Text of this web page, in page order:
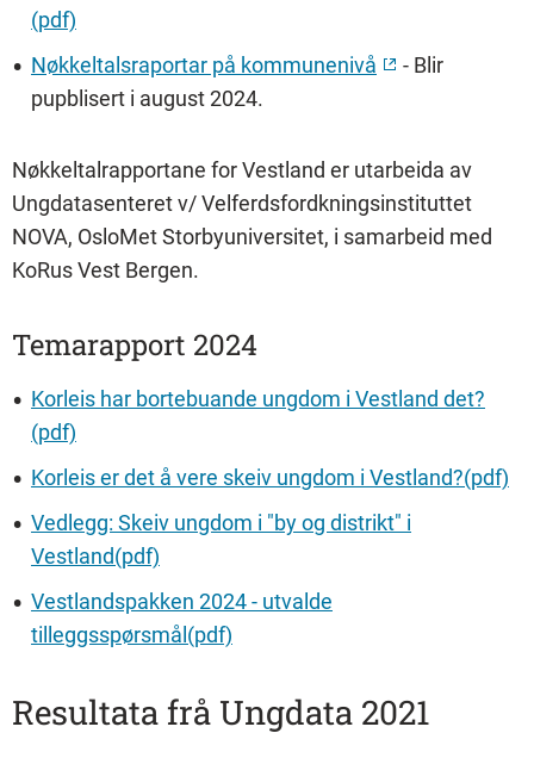
(pdf)
Nøkkeltalsraportar på kommunenivå
- Blir
pupblisert i august 2024.
Nøkkeltalrapportane for Vestland er utarbeida av
Ungdatasenteret v/ Velferdsfordkningsinstituttet
NOVA, OsloMet Storbyuniversitet, i samarbeid med
KoRus Vest Bergen.
Temarapport 2024
Korleis har bortebuande ungdom i Vestland det?
(pdf)
Korleis er det å vere skeiv ungdom i Vestland?(pdf)
Vedlegg: Skeiv ungdom i "by og distrikt" i
Vestland(pdf)
Vestlandspakken 2024 - utvalde
tilleggsspørsmål(pdf)
Resultata frå Ungdata 2021